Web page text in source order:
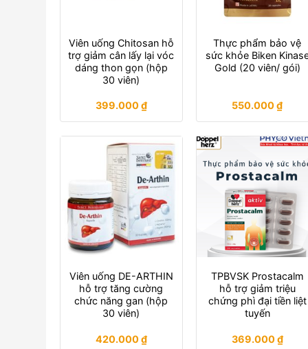
Viên uống Chitosan hỗ
trợ giảm cân lấy lại vóc
dáng thon gọn (hộp
30 viên)
399.000₫
Thực phẩm bảo vệ
sức khỏe Biken
Gold (20 viên/ gói)
550.000₫
Viên uống DE-ARTHIN
hỗ trợ tăng cường
chức năng gan (hộp
30 viên)
420.000₫
TPBVSK Prostacalm
hỗ trợ giảm triệu
chứng phì đại tiền liệt
tuyến
369.000₫